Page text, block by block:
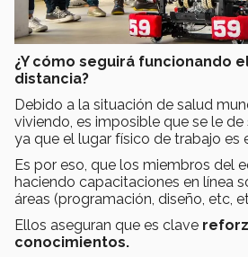
¿Y cómo seguirá funcionando
distancia?
Debido a la situación de salud
viviendo, es imposible que se le
ya que el lugar físico de trabajo es
Es por eso, que los miembros del
haciendo capacitaciones en línea
áreas (programación, diseño, etc,
Ellos aseguran que es clave
conocimientos.